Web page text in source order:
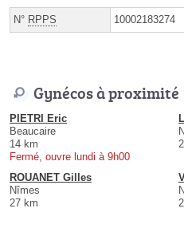
N° RPPS 10002183274
Gynécos à proximité
PIETRI Eric
Beaucaire
14 km
Fermé, ouvre lundi à 9h00
ROUANET Gilles
Nîmes
27 km